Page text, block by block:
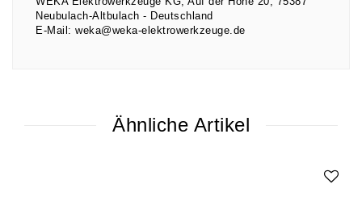
Neubulach-Altbulach
Deutschland
E-Mail: weka@weka-elektrowerkzeuge.de
Ähnliche Artikel